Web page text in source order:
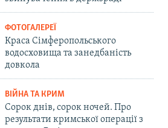
ФОТОГАЛЕРЕЇ
Краса Сімферопольського
водосховища та занедбаність
довкола
ВІЙНА ТА КРИМ
Сорок днів, сорок ночей. Про
результати кримської операції з